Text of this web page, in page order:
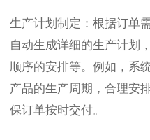
生产计划制定：根据订单
自动生成详细的生产计划
顺序的安排等。例如，系
产品的生产周期，合理安
保订单按时交付。